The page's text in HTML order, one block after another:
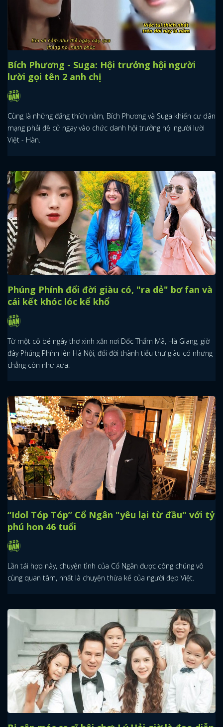
Bích Phương - Suga: Hội trưởng hội người
lười gọi tên 2 anh chị
Cùng là những đấng thích nằm, Bích Phương và Suga khiến cư dân
mạng phải đề cử ngay vào chức danh hội trưởng hội người lười
Việt - Hàn.
Phúng Phính đổi đời giàu có, "ra dẻ" bơ fan và
cái kết khóc lóc kể khổ
Từ một cô bé ngây thơ xinh xắn nơi Dốc Thẩm Mã, Hà Giang, giờ
đây Phúng Phính lên Hà Nội, đổi đời thành tiểu thư giàu có nhưng
chẳng còn như xưa.
“Idol Tóp Tóp” Cổ Ngân "yêu lại từ đầu" với tỷ
phú hon 46 tuổi
Lần tái hợp này, chuyện tình của Cổ Ngân được công chúng vô
cùng quan tâm, nhất là chuyện thừa kế của người đẹp Việt.